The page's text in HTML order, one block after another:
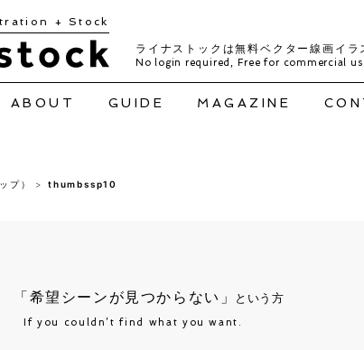
+ Stock
ライナストックは無料ベクター線画イラ
No login required, Free for commercial
ABOUT GUIDE MAGAZINE
プ） >thumbssp10
「希望シーンが見つからない」 という方
If you couldn’t find what you want.